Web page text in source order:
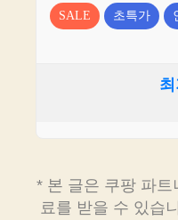
SALE 초특가
* 본 글은 쿠팡 파
료를 받을 수 있습